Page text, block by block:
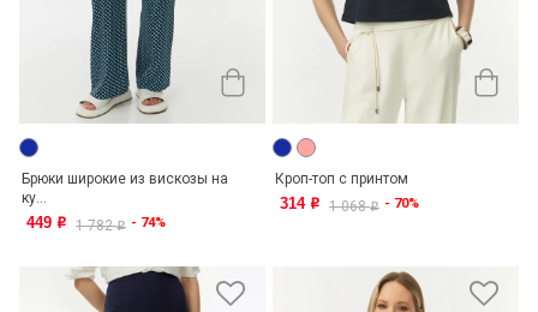
Брюки широкие из вискозы на
ку...
449 o 1 782o - 74%
Кроп-топ с принтом
314 o 1 068o - 70%